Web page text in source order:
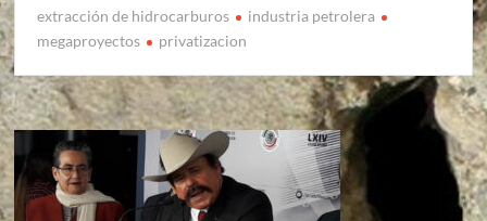
extracción de hidrocarburos
industria petrolera
megaproyectos
privatizacion